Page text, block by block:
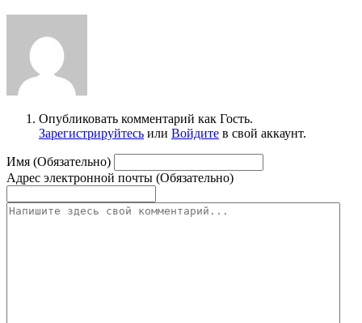
Опубликовать комментарий как Гость.
Зарегистрируйтесь или Войдите в свой аккаунт.
Имя (Обязательно)
Адрес электронной почты (Обязательно)